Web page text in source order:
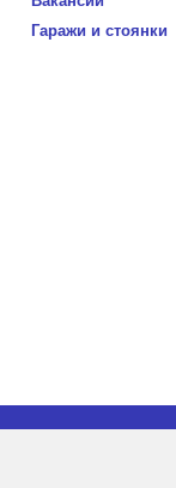
Гаражи и стоянки